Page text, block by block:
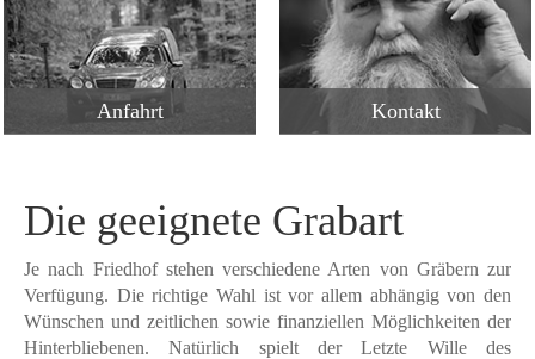
Anfahrt Kontakt
Die geeignete Grabart
Je nach Friedhof stehen verschiedene Arten von Gräbern zur
Verfügung. Die richtige Wahl ist vor allem abhängig von den
Wünschen und zeitlichen sowie finanziellen Möglichkeiten der
Hinterbliebenen. Natürlich spielt der Letzte Wille des